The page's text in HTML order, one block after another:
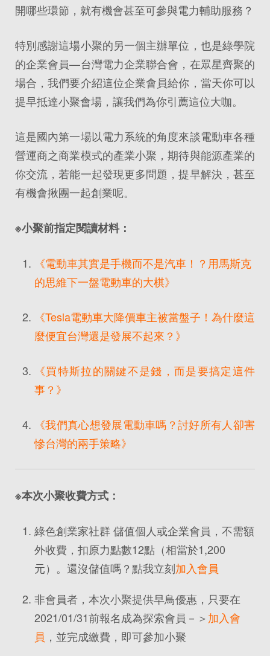
開哪些環節，就有機會甚至可參與電力輔助服務？
特別感謝這場小聚的另一個主辦單位，也是綠學院
的企業會員—台灣電力企業聯合會，在眾星齊聚的
場合，我們要介紹這位企業會員給你，當天你可以
提早抵達小聚會場，讓我們為你引薦這位大咖。
這是國內第一場以電力系統的角度來談電動車各種
營運商之商業模式的產業小聚，期待與能源產業的
你交流，若能一起發現更多問題，提早解決，甚至
有機會揪團一起創業呢。
※小聚前指定閱讀材料：
《電動車其實是手機而不是汽車！？用馬斯克
的思維下一盤電動車的大棋》
《Tesla電動車大降價車主被當盤子！為什麼這
麼便宜台灣還是發展不起來？》
《買特斯拉的關鍵不是錢，而是要搞定這件
事？》
《我們真心想發展電動車嗎？討好所有人卻害
慘台灣的兩手策略》
※本次小聚收費方式：
綠色創業家社群 儲值個人或企業會員，不需額
外收費，扣原力點數12點（相當於1,200
元）。還沒儲值嗎？點我立刻加入會員
非會員者，本次小聚提供早鳥優惠，只要在
2021/01/31前報名成為探索會員－＞加入會
員 ，並完成繳費，即可參加小聚